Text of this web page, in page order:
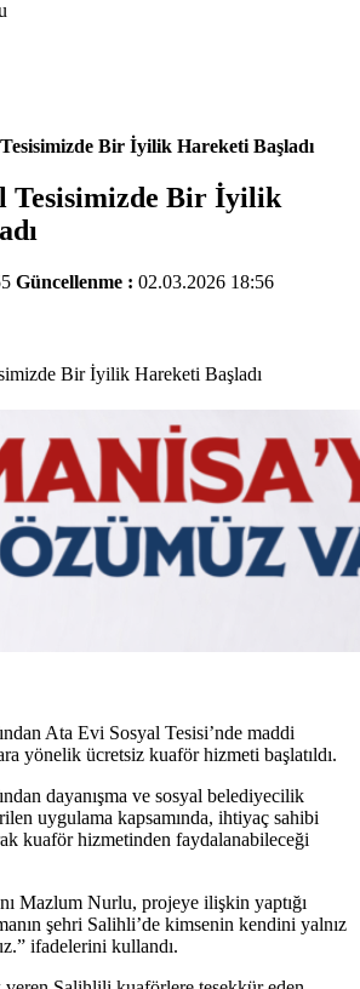
Bir İyilik Hareketi Başladı
Tesisimizde Bir İyilik
Güncellenme : 02.03.2026 18:56
Ata Evi Sosyal Tesisi’nde maddi
yönelik ücretsiz kuaför hizmeti başlatıldı.
dayanışma ve sosyal belediyecilik
uygulama kapsamında, ihtiyaç sahibi
kuaför hizmetinden faydalanabileceği
Mazlum Nurlu, projeye ilişkin yaptığı
şehri Salihli’de kimsenin kendini yalnız
ifadelerini kullandı.